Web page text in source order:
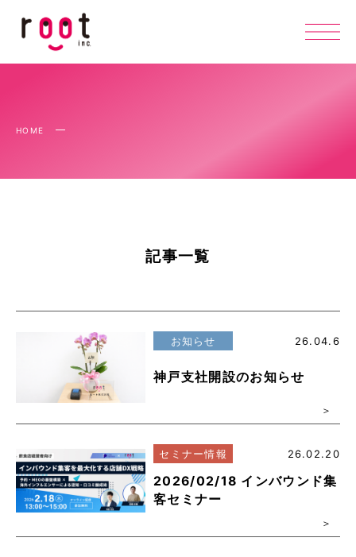
HOME
記事一覧
お知らせ 26.04.6
神戸支社開設のお知らせ
セミナー情報 26.02.20
2026/02/18 インバウンド集
客セミナー